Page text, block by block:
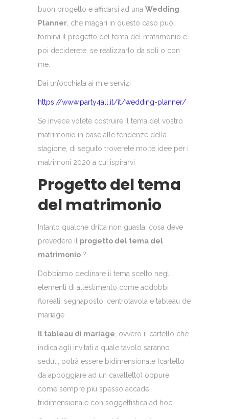
buon progetto e affidarsi ad una Wedding
Planner , che magari in questo caso può
fornirvi il progetto del tema del matrimonio e
poi deciderete, se realizzarlo da soli o con
me.
Dai un’occhiata ai mie servizi
https://www.party4all.it/it/wedding-planner/
Se invece volete costruire il tema del vostro
matrimonio in base alle tendenze della
stagione, di seguito troverete molte idee per i
matrimoni 2020 a cui ispirarvi
Progetto del tema
del matrimonio
Intanto qualche dritta non guasta, cosa deve
prevedere il progetto del tema del
matrimonio ?
Dobbiamo declinare il tema scelto negli
elementi di allestimento come addobbi
floreali, segnaposto, centrotavola e tableau de
mariage
Il tableau di mariage , ovvero il cartello che
indica agli invitati a quale tavolo saranno
seduti, potrà essere bidimensionale (cartello
da appoggiare ad un cavalletto) oppure,
come sempre più spesso accade,
tridimensionale con soggettistica ad hoc.